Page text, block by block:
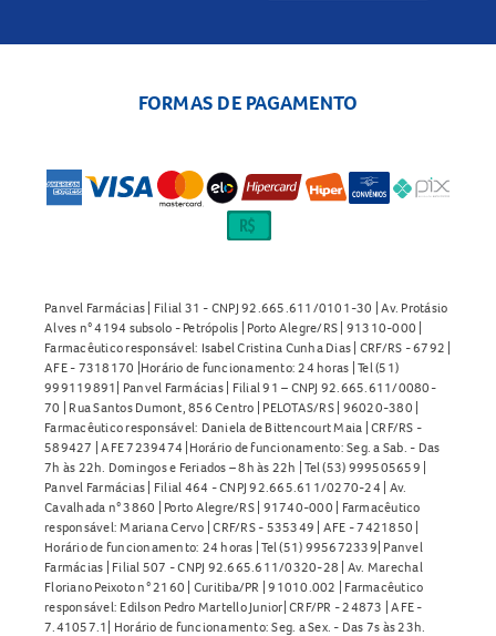
FORMAS DE PAGAMENTO
Panvel Farmácias | Filial 31 - CNPJ 92.665.611/0101-30 | Av. Protásio
Alves n° 4194 subsolo - Petrópolis | Porto Alegre/RS | 91310-000 |
Farmacêutico responsável: Isabel Cristina Cunha Dias | CRF/RS - 6792 |
AFE - 7318170 |Horário de funcionamento: 24 horas | Tel (51)
999119891| Panvel Farmácias | Filial 91 – CNPJ 92.665.611/0080-
70 | Rua Santos Dumont, 856 Centro | PELOTAS/RS | 96020-380 |
Farmacêutico responsável: Daniela de Bittencourt Maia | CRF/RS -
589427 | AFE 7239474 |Horário de funcionamento: Seg. a Sab. - Das
7h às 22h. Domingos e Feriados – 8h às 22h | Tel (53) 999505659 |
Panvel Farmácias | Filial 464 - CNPJ 92.665.611/0270-24 | Av.
Cavalhada n° 3860 | Porto Alegre/RS | 91740-000 | Farmacêutico
responsável: Mariana Cervo | CRF/RS - 535349 | AFE - 7421850 |
Horário de funcionamento: 24 horas | Tel (51) 995672339| Panvel
Farmácias | Filial 507 - CNPJ 92.665.611/0320-28 | Av. Marechal
Floriano Peixoto n° 2160 | Curitiba/PR | 91010.002 | Farmacêutico
responsável: Edilson Pedro Martello Junior| CRF/PR - 24873 | AFE -
7.41057.1| Horário de funcionamento: Seg. a Sex. - Das 7s às 23h.